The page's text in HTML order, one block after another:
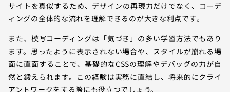
サイトを真似するため、デザインの再現力だけでなく、コーデ
ィングの全体的な流れを理解できるのが大きな利点です。
また、模写コーディングは「気づき」の多い学習方法でもあり
ます。思ったように表示されない場合や、スタイルが崩れる場
面に直面することで、基礎的なCSSの理解やデバッグの力が自
然と鍛えられます。この経験は実務に直結し、将来的にクライ
アントワークをする際にも役立つでしょう。